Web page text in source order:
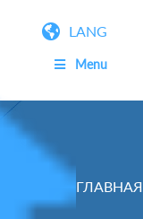
LANG
Menu
ГЛАВНАЯ